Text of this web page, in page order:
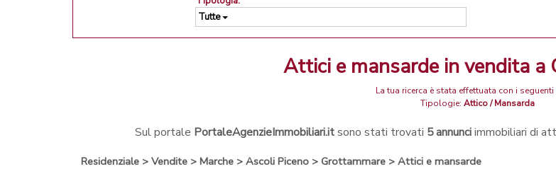
Tutte
attici e mansarde in vendita
La tua ricerca è stata effettuata con i seguenti
Tipologie: Attico / Mansarda
Sul portale PortaleAgenzieImmobiliari.itsono stati trovati 5 annunciimmobiliari di
Residenziale > Vendite > Marche > Ascoli Piceno > Grottammare > Attici e mansarde